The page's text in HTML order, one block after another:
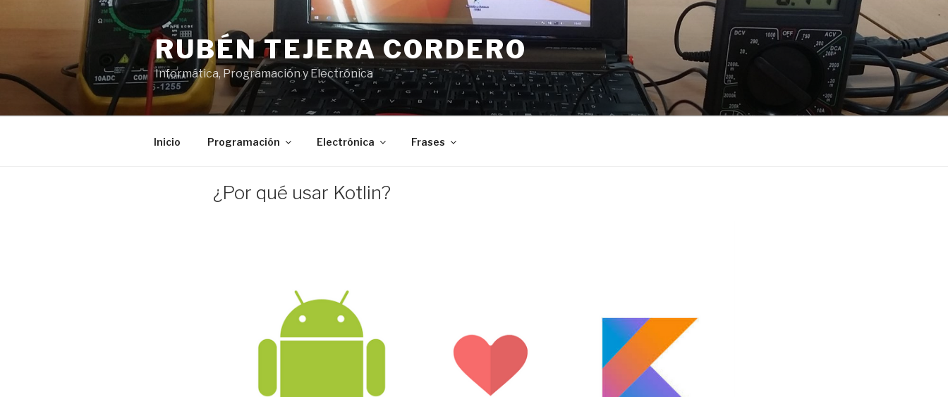
RUBÉN TEJERA CORDERO
Informática, Programación y Electrónica
Inicio Programación Electrónica Frases
EL
¿Por qué usar Kotlin?